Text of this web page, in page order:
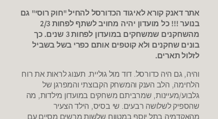
אתר דאנק קורא לאיגוד הכדורסל להחיל "חוק רוסי" גם
בנוער !!! כל מועדון יהיה מחויב לשתף לפחות 2/3
מהשחקנים שמשחקים במועדון לפחות 3 שנים. כך
בונים שחקנים ולא קוטפים אותם כפרי בשל בשביל
לזלול תארים.
והיה, גם היה כדורסל. דוד מול גוליית. תענוג לראות את רוח
הלחימה, הלב הענק והמשחק הקבוצתי והמפרגן של
גלבוע/מעיינות, שמרביתם משחקים במועדון מילדות, מה
שהספיק לשלושה רבעים. שי בסיס, הילד הצעיר
מהאקדמיה בתל יוסף במטווח שלשות מרשים מסיים עם